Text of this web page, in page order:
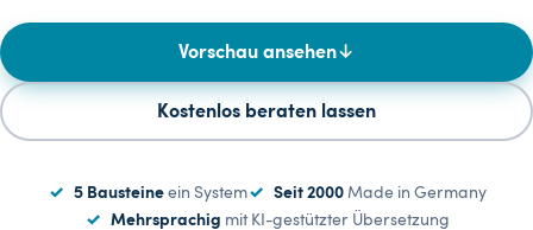
Vorschau ansehen↓
Kostenlos beraten lassen
5 Bausteineein System Seit 2000Made in Germany
Mehrsprachig mit KI-gestützter Übersetzung